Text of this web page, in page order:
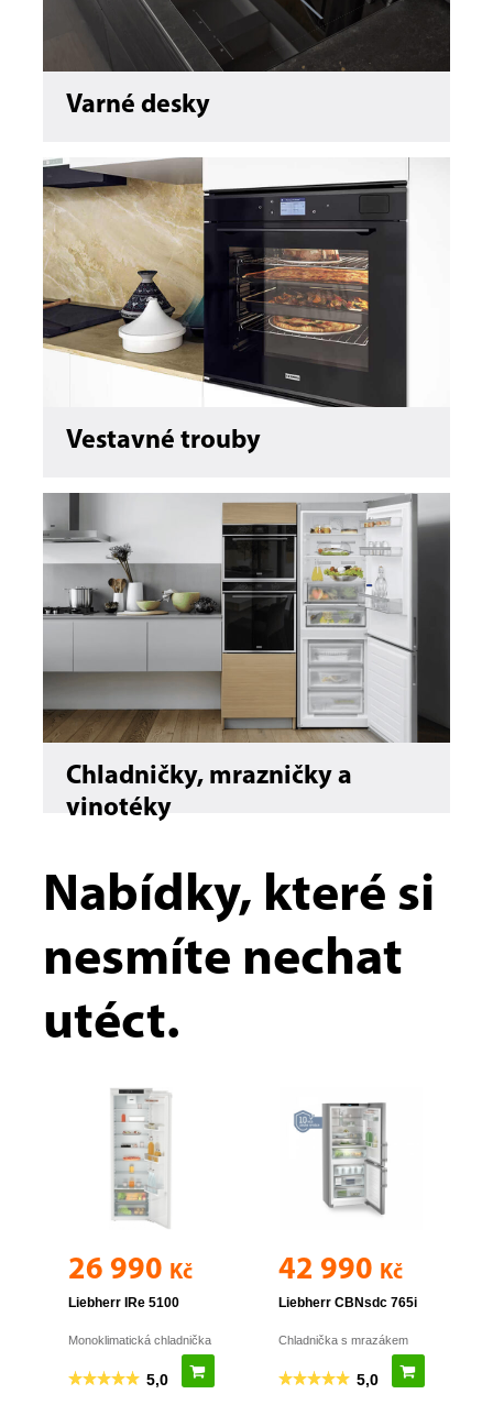
Varné desky
Vestavné trouby
Chladničky, mrazničky a
vinotéky
Nabídky, které si
nesmíte nechat
utéct.